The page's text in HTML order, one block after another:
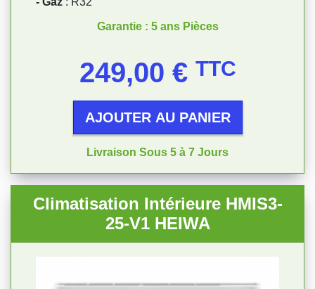
Garantie : 5 ans Pièces
249,00 € TTC
AJOUTER AU PANIER
Livraison Sous 5 à 7 Jours
Climatisation Intérieure HMIS3-
25-V1 HEIWA